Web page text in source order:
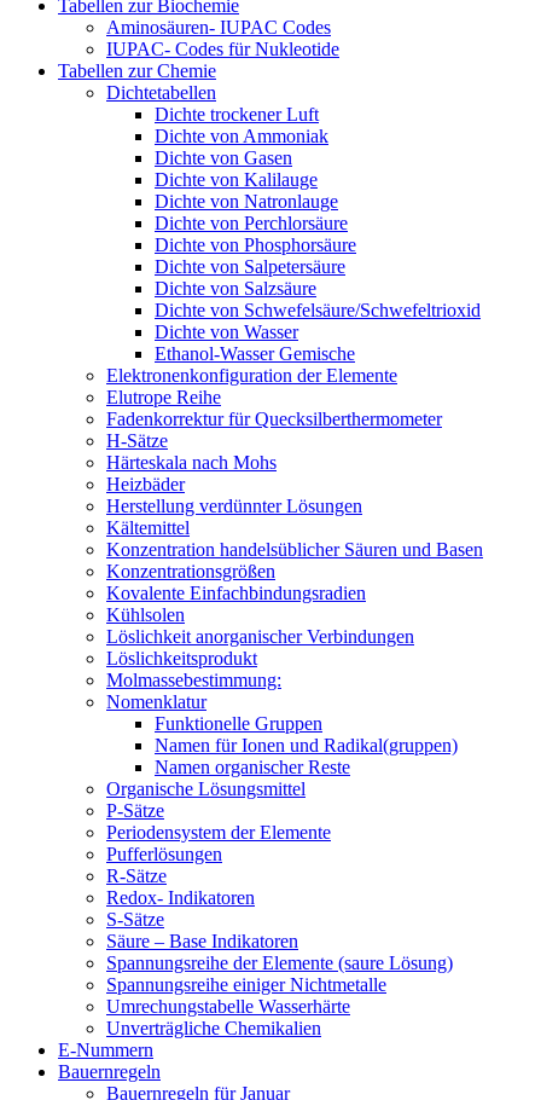
Tabellen zur Biochemie
Aminosäuren- IUPAC Codes
IUPAC- Codes für Nukleotide
Tabellen zur Chemie
Dichtetabellen
Dichte trockener Luft
Dichte von Ammoniak
Dichte von Gasen
Dichte von Kalilauge
Dichte von Natronlauge
Dichte von Perchlorsäure
Dichte von Phosphorsäure
Dichte von Salpetersäure
Dichte von Salzsäure
Dichte von Schwefelsäure/Schwefeltrioxid
Dichte von Wasser
Ethanol-Wasser Gemische
Elektronenkonfiguration der Elemente
Elutrope Reihe
Fadenkorrektur für Quecksilberthermometer
H-Sätze
Härteskala nach Mohs
Heizbäder
Herstellung verdünnter Lösungen
Kältemittel
Konzentration handelsüblicher Säuren und Basen
Konzentrationsgrößen
Kovalente Einfachbindungsradien
Kühlsolen
Löslichkeit anorganischer Verbindungen
Löslichkeitsprodukt
Molmassebestimmung:
Nomenklatur
Funktionelle Gruppen
Namen für Ionen und Radikal(gruppen)
Namen organischer Reste
Organische Lösungsmittel
P-Sätze
Periodensystem der Elemente
Pufferlösungen
R-Sätze
Redox- Indikatoren
S-Sätze
Säure – Base Indikatoren
Spannungsreihe der Elemente (saure Lösung)
Spannungsreihe einiger Nichtmetalle
Umrechungstabelle Wasserhärte
Unverträgliche Chemikalien
E-Nummern
Bauernregeln
Bauernregeln für Januar